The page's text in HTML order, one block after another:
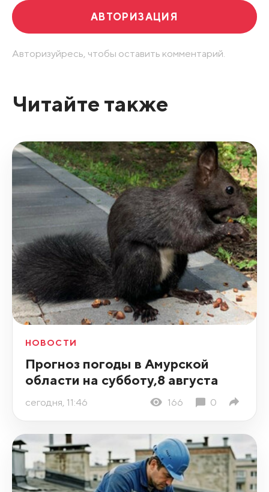
АВТОРИЗАЦИЯ
Авторизуйресь, чтобы оставить комментарий.
Читайте также
НОВОСТИ
Прогноз погоды в Амурской
области на субботу,8 августа
сегодня, 11:46 166 0